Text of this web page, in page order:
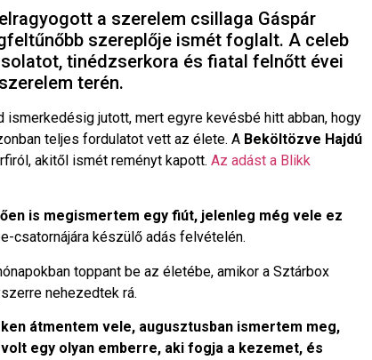
a szerelem csillaga Gáspár
szereplője ismét foglalt. A celeb
tinédzserkora és fiatal felnőtt évei
terén.
ismerkedésig jutott, mert egyre kevésbé hitt abban, hogy
teljes fordulatot vett az élete. A Beköltözve Hajdú
akitől ismét reményt kapott. Az adást a Blikk
is megismertem egy fiút, jelenleg még vele ez
csatornájára készülő adás felvételén.
toppant be az életébe, amikor a Sztárbox
nehezedtek rá.
átmentem vele, augusztusban ismertem meg,
egy olyan emberre, aki fogja a kezemet, és